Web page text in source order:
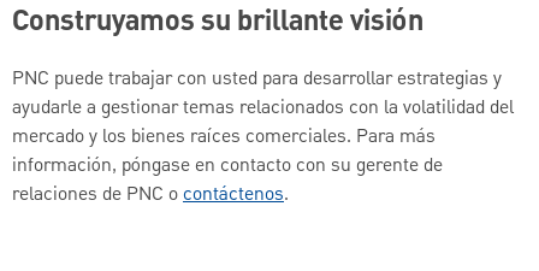
Construyamos su brillante visión
PNC puede trabajar con usted para desarrollar estrategias y
ayudarle a gestionar temas relacionados con la volatilidad del
mercado y los bienes raíces comerciales. Para más
información, póngase en contacto con su gerente de
relaciones de PNC ocontáctenos.